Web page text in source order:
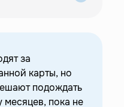
подожду пару
вывод денег с
за
карты, но
подождать
месяцев, пока не